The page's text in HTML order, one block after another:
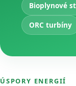
Bioplynové
ORC turbíny
ÚSPORY ENERGIÍ